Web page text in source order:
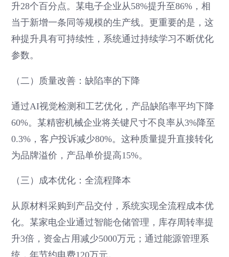
升28个百分点。某电子企业从58%提升至86%，相
当于新增一条同等规模的生产线。更重要的是，这
种提升具有可持续性，系统通过持续学习不断优化
参数。
（二）质量改善：缺陷率的下降
通过AI视觉检测和工艺优化，产品缺陷率平均下降
60%。某精密机械企业将关键尺寸不良率从3%降至
0.3%，客户投诉减少80%。这种质量提升直接转化
为品牌溢价，产品单价提高15%。
（三）成本优化：全流程降本
从原材料采购到产品交付，系统实现全流程成本优
化。某家电企业通过智能仓储管理，库存周转率提
升3倍，资金占用减少5000万元；通过能源管理系